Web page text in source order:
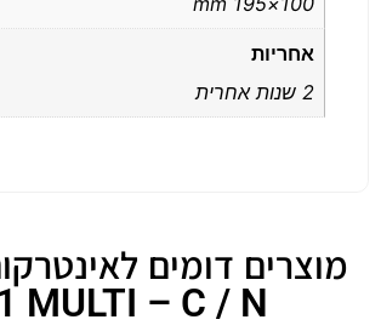
אחריות
2 שנות אחרית
MULTI – C / N